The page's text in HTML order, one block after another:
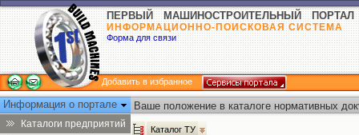
ПЕРВЫЙ МАШИНОСТРОИТЕЛЬНЫЙ ПОРТАЛ
ИНФОРМАЦИОННО-ПОИСКОВАЯ СИСТЕМА
Форма для связи
Добавить в избранное
Информация о портале
Каталоги предприятий
Ваше положение в каталоге нормативных
Каталог ТУ